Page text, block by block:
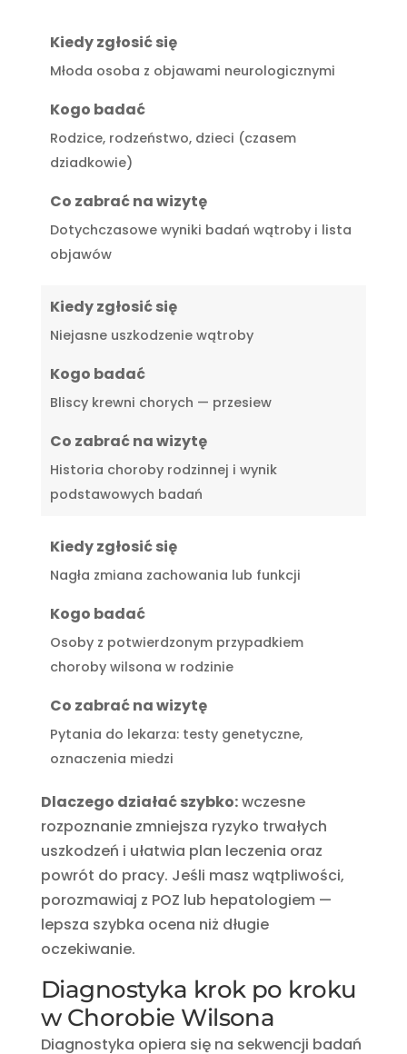
Kiedy zgłosić się
Młoda osoba z objawami neurologicznymi
Kogo badać
Rodzice, rodzeństwo, dzieci (czasem
dziadkowie)
Co zabrać na wizytę
Dotychczasowe wyniki badań wątroby i lista
objawów
Kiedy zgłosić się
Niejasne uszkodzenie wątroby
Kogo badać
Bliscy krewni chorych — przesiew
Co zabrać na wizytę
Historia choroby rodzinnej i wynik
podstawowych badań
Kiedy zgłosić się
Nagła zmiana zachowania lub funkcji
Kogo badać
Osoby z potwierdzonym przypadkiem
choroby wilsona w rodzinie
Co zabrać na wizytę
Pytania do lekarza: testy genetyczne,
oznaczenia miedzi
Dlaczego działać szybko:wczesne
rozpoznanie zmniejsza ryzyko trwałych
uszkodzeń i ułatwia plan leczenia oraz
powrót do pracy. Jeśli masz wątpliwości,
porozmawiaj z POZ lub hepatologiem —
lepsza szybka ocena niż długie
oczekiwanie.
Diagnostyka krok po kroku
w Chorobie Wilsona
Diagnostyka opiera się na sekwencji badań